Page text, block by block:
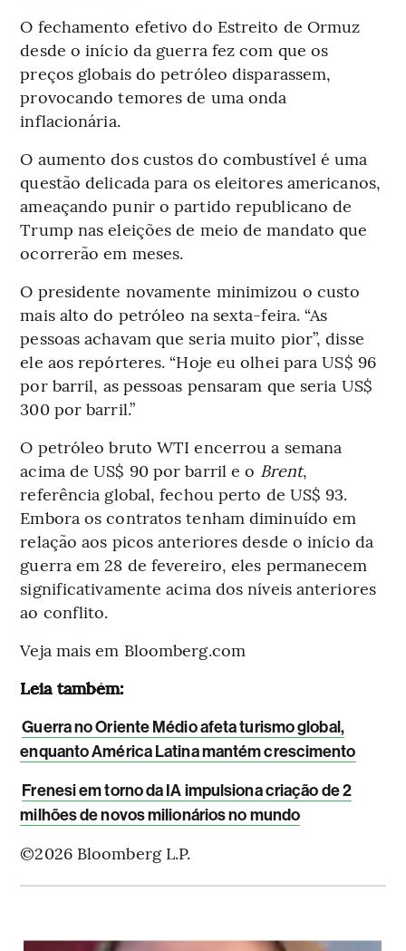
O fechamento efetivo do Estreito de Ormuz
desde o início da guerra fez com que os
preços globais do petróleo disparassem,
provocando temores de uma onda
inflacionária.
O aumento dos custos do combustível é uma
questão delicada para os eleitores americanos,
ameaçando punir o partido republicano de
Trump nas eleições de meio de mandato que
ocorrerão em meses.
O presidente novamente minimizou o custo
mais alto do petróleo na sexta-feira. “As
pessoas achavam que seria muito pior”, disse
ele aos repórteres. “Hoje eu olhei para US$ 96
por barril, as pessoas pensaram que seria US$
300 por barril.”
O petróleo bruto WTI encerrou a semana
acima de US$ 90 por barril e o Brent,
referência global, fechou perto de US$ 93.
Embora os contratos tenham diminuído em
relação aos picos anteriores desde o início da
guerra em 28 de fevereiro, eles permanecem
significativamente acima dos níveis anteriores
ao conflito.
Veja mais em Bloomberg.com
Leia também:
Guerra no Oriente Médio afeta turismo global,
enquanto América Latina mantém crescimento
Frenesi em torno da IA impulsiona criação de 2
milhões de novos milionários no mundo
©2026 Bloomberg L.P.